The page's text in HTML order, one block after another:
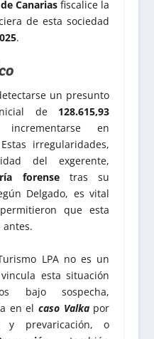
Canarias fiscalice la
de esta sociedad
.
un presunto
de 128.615,93
en
irregularidades,
del exgerente,
forensetras su
Delgado, es vital
que esta
antes.
LPA no es un
esta situación
bajo sospecha,
en elcaso Valkapor
y prevaricación, o